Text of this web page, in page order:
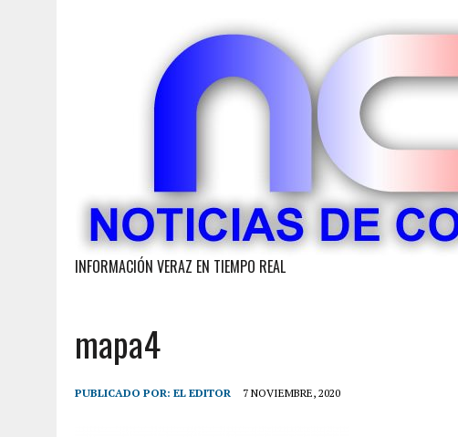
INFORMACIÓN VERAZ EN TIEMPO REAL
mapa4
PUBLICADO POR: EL EDITOR 7 NOVIEMBRE, 2020